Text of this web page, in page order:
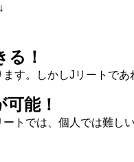
！
す。しかしJリートで
能！
トでは、個人では難し